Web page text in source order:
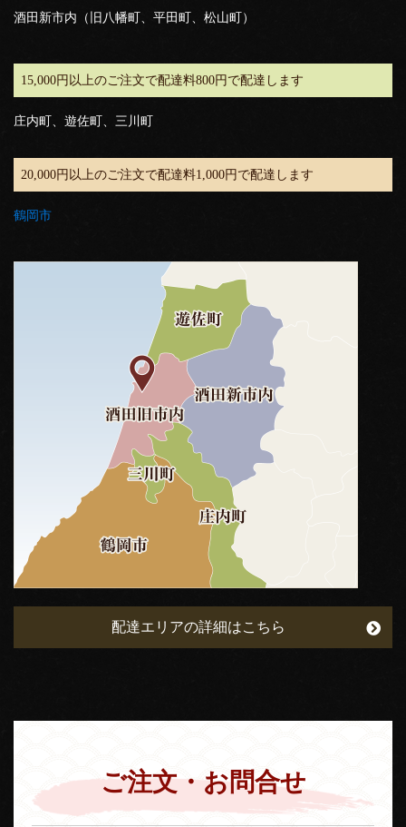
酒田新市内（旧八幡町、平田町、松山町）
15,000円以上のご注文で配達料800円で配達します
庄内町、遊佐町、三川町
20,000円以上のご注文で配達料1,000円で配達します
鶴岡市
配達エリアの詳細はこちら
ご注文・お問合せ